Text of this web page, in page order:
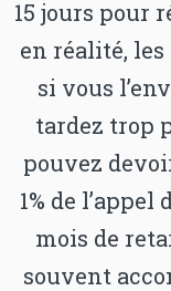
15 jours pour
en réalité,
si vous
tardez trop
pouvez
1% de
mois de
souvent